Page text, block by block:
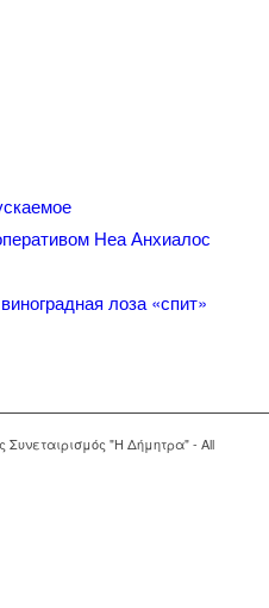
Неа Анхиалос
лоза «спит»
Συνεταιρισμός "Η Δήμητρα" - All